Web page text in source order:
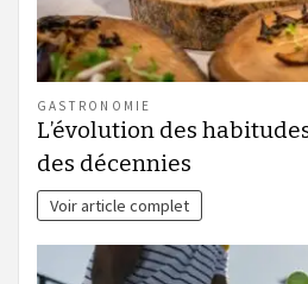
GASTRONOMIE
L’évolution des
des décennies
Voir article complet